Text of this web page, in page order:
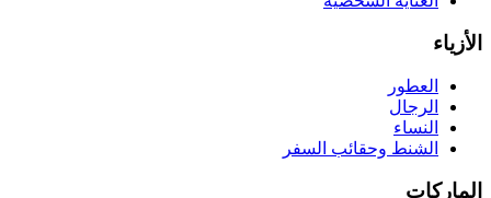
الأزياء
العطور
الرجال
النساء
الشنط وحقائب السفر
الماركات